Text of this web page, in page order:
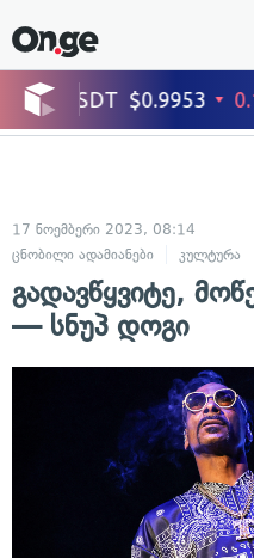
17 ნოემბერი 2023, 08:14
ცნობილი ადამიანები
კულტურა
გადავწყვიტე,
— სნუპ დოგი